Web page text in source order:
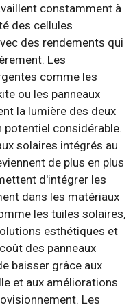
constamment à
des cellules
des rendements qui
Les
comme les
ou les panneaux
la lumière des deux
potentiel considérable.
solaires intégrés au
de plus en plus
d'intégrer les
dans les matériaux
les tuiles solaires,
esthétiques et
des panneaux
baisser grâce aux
et aux améliorations
Les